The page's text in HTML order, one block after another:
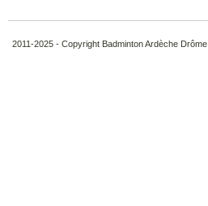
2011-2025 - Copyright Badminton Ardèche Drôme